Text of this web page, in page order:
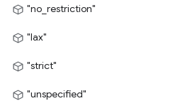
"no_restriction"
"lax"
"strict"
"unspecified"